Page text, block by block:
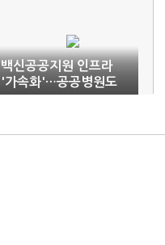
백신공공지원 인프라
'가속화'…공공병원도
늘린다